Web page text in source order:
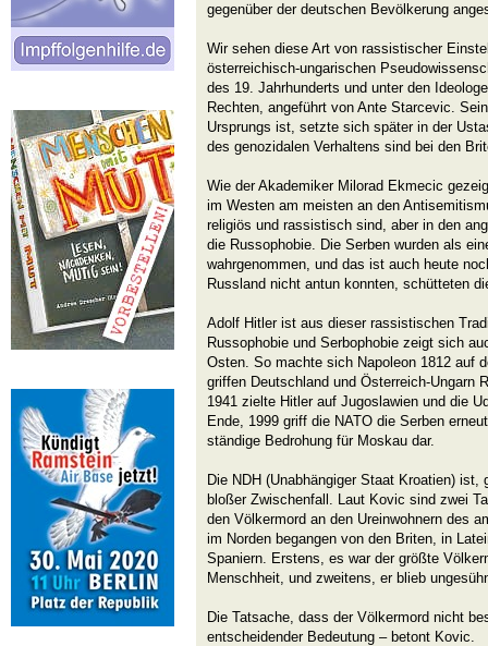
gegenüber der deutschen Bevölkerung
Wir sehen diese Art von rassistischer
österreichisch-ungarischen
des 19. Jahrhunderts und unter den
Rechten, angeführt von Ante Starcevic.
Ursprungs ist, setzte sich später in der
des genozidalen Verhaltens sind bei den
Wie der Akademiker Milorad Ekmecic
im Westen am meisten an den
religiös und rassistisch sind, aber in den
die Russophobie. Die Serben wurden als
wahrgenommen, und das ist auch heute
Russland nicht antun konnten, schütteten
Adolf Hitler ist aus dieser rassistischen
Russophobie und Serbophobie zeigt sich
Osten. So machte sich Napoleon 1812 auf
griffen Deutschland und Österreich-Ungarn
1941 zielte Hitler auf Jugoslawien und die
Ende, 1999 griff die NATO die Serben
ständige Bedrohung für Moskau dar.
Die NDH (Unabhängiger Staat Kroatien) ist,
bloßer Zwischenfall. Laut Kovic sind zwei
den Völkermord an den Ureinwohnern des
im Norden begangen von den Briten, in
Spaniern. Erstens, es war der größte
Menschheit, und zweitens, er blieb
Die Tatsache, dass der Völkermord nicht
entscheidender Bedeutung – betont Kovic.